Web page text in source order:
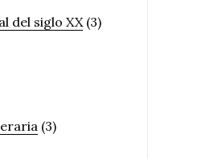
del siglo XX(3)
(3)